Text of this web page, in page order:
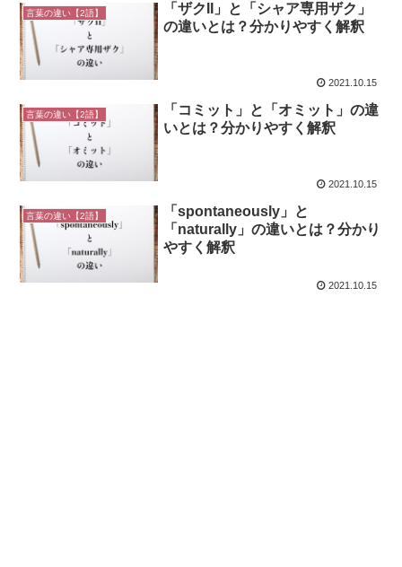
言葉の違い【2語】
「ザクII」と「シャア専用ザク」
の違いとは？分かりやすく解釈
2021.10.15
言葉の違い【2語】
「コミット」と「オミット」の違
いとは？分かりやすく解釈
2021.10.15
言葉の違い【2語】
「spontaneously」と
「naturally」の違いとは？分かり
やすく解釈
2021.10.15